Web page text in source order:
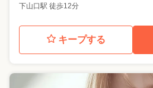
下山口駅 徒歩12分
キープする